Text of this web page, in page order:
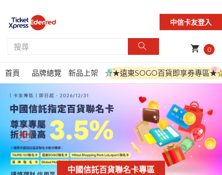
中信卡友登入
shopping_cart 0
首頁 品牌總覽 新品上架 ☆★遠東SOGO百貨即享券專區
中國信託百貨聯名卡專區